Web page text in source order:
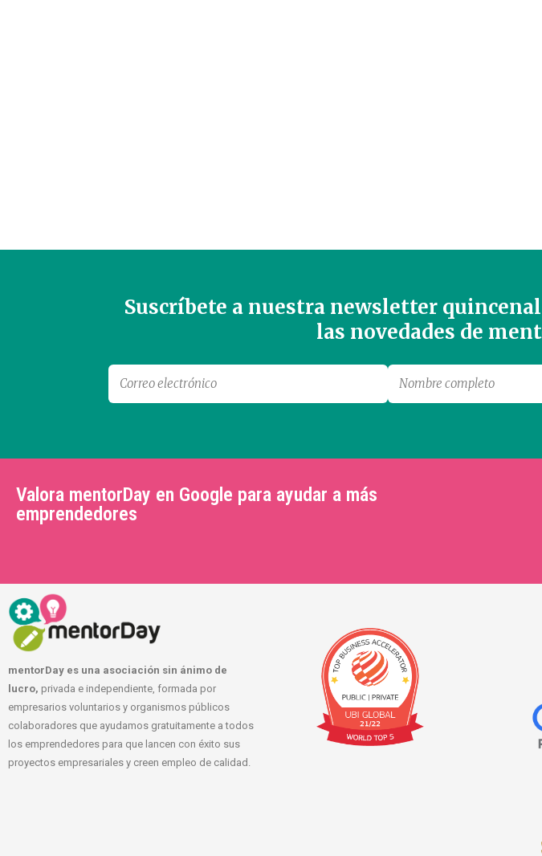
Suscríbete a nuestra newsletter
las novedades de
Valora mentorDay en Google para ayudar a más
emprendedores
mentorDay es una asociación sin ánimo de
lucro, privada e independiente, formada por
empresarios voluntarios y organismos públicos
colaboradores que ayudamos gratuitamente a todos
los emprendedores para que lancen con éxito sus
proyectos empresariales y creen empleo de calidad.